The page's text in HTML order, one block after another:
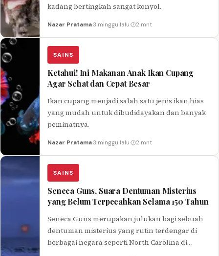
kadang bertingkah sangat konyol.
Nazar Pratama·3 minggu lalu· 2 mnt
SAINS
Ketahui! Ini Makanan Anak Ikan Cupang
Agar Sehat dan Cepat Besar
Ikan cupang menjadi salah satu jenis ikan hias
yang mudah untuk dibudidayakan dan banyak
peminatnya.
Nazar Pratama·3 minggu lalu· 2 mnt
SAINS
Seneca Guns, Suara Dentuman Misterius
yang Belum Terpecahkan Selama 150 Tahun
Seneca Guns merupakan julukan bagi sebuah
dentuman misterius yang rutin terdengar di
berbagai negara seperti North Carolina di